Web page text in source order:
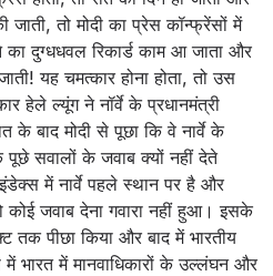
जाती, तो मोदी का प्रेस कॉन्फ्रेंसों में
का दुग्धधवल रिकार्ड काम आ जाता और
यह चमत्कार होना होता, तो उस
हेले ल्यूंग ने नॉर्वे के प्रधानमंत्री
के बाद मोदी से पूछा कि वे नार्वे के
सवालों के जवाब क्यों नहीं देते
में नार्वे पहले स्थान पर है और
जवाब देना गवारा नहीं हुआ। इसके
तक पीछा किया और बाद में भारतीय
भारत में मानवाधिकारों के उल्लंघन और